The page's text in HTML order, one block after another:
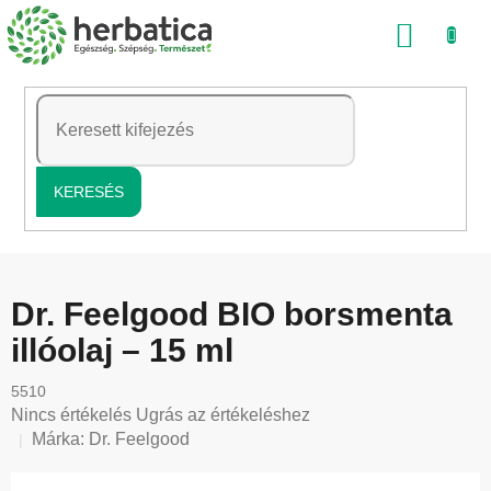
Ugrás
a
tartalomhoz
KERESÉS
Dr. Feelgood BIO borsmenta
illóolaj – 15 ml
5510
A
termék
Nincs értékelés Ugrás az értékeléshez
Márka: Dr. Feelgood